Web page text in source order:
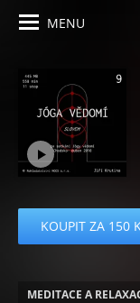
MENU
KOUPIT ZA 150
MEDITACE A